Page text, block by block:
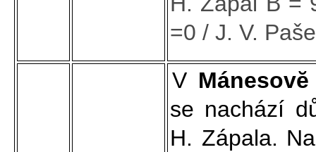
=0 / J. V.
V Mánesovĕ
se nachází
H. Zápala.